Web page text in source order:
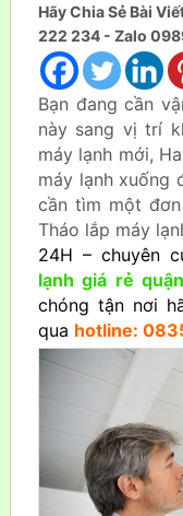
Hãy Chia Sẻ Bài
222 234 - Zalo
Bạn đang cần
này sang vị trí
máy lạnh mới,
máy lạnh xuống
cần tìm một
Tháo lắp máy
24H – chuyên
lạnh giá rẻ
chóng tận nơi
qua hotline: